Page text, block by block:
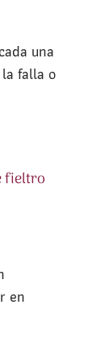
una
falla o
fieltro
en